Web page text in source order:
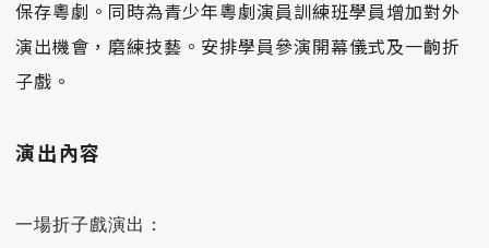
保存粵劇。同時為青少年粵劇演員訓練班學員增加對外
演出機會，磨練技藝。安排學員參演開幕儀式及一齣折
子戲。
演出內容
一場折子戲演出：